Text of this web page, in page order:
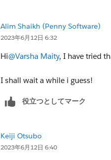
Alim Shaikh (Penny Software)
2023年6月12日 6:32
Hi@Varsha Maity, I have tried
I shall wait a while i guess!
役立つとしてマーク
Keiji Otsubo
2023年6月12日 6:40